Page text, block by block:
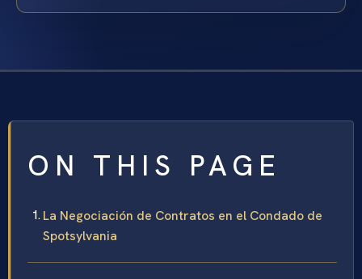
ON THIS PAGE
La Negociación de Contratos en el Condado de
Spotsylvania